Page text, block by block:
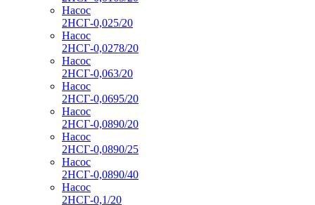
Насос
2НСГ-0,025/20
Насос
2НСГ-0,0278/20
Насос
2НСГ-0,063/20
Насос
2НСГ-0,0695/20
Насос
2НСГ-0,0890/20
Насос
2НСГ-0,0890/25
Насос
2НСГ-0,0890/40
Насос
2НСГ-0,1/20